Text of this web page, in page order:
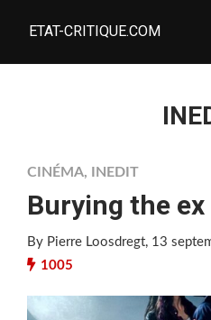
ETAT-CRITIQUE.COM
CINÉMA, INEDIT
Burying the ex
By Pierre Loosdregt, 13
1005